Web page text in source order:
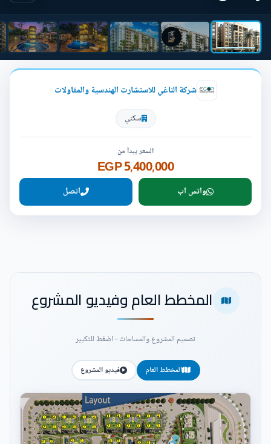
شركة الناغي للاستشارت الهندسية والمقاولات
سكني
السعر يبدأ من
5,400,000 EGP
واتس اب اتصل
المخطط العام وفيديو المشروع
تصميم المشروع والمساحات - اضغط للتكبير
المخطط العام فيديو المشروع